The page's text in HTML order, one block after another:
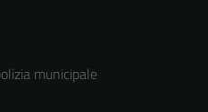
municipale